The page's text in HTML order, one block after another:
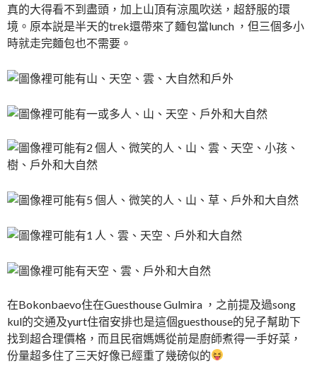
真的大得看不到盡頭，加上山頂有涼風吹送，超舒服的環
境。原本説是半天的trek還帶來了麵包當lunch ，但三個多小
時就走完麵包也不需要。
在Bokonbaevo住在Guesthouse Gulmira ，之前提及過song
kul的交通及yurt住宿安排也是這個guesthouse的兒子幫助下
找到超合理價格，而且民宿媽媽從前是廚師煮得一手好菜，
份量超多住了三天好像已經重了幾磅似的